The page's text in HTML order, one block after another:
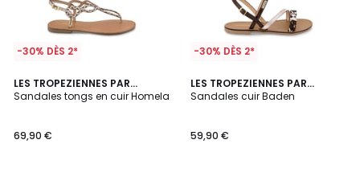
-30% DÈS 2*
LES TROPEZIENNES PAR
M.BELARBI
Sandales tongs en cuir Homela
69,90 €
-30% DÈS 2*
LES TROPEZIENNES PAR
M.BELARBI
Sandales cuir Baden
59,90 €